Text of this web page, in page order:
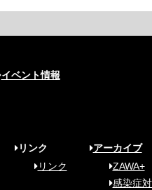
イベント情報
リンク
リンク
アーカイブ
ZAWA+
感染症